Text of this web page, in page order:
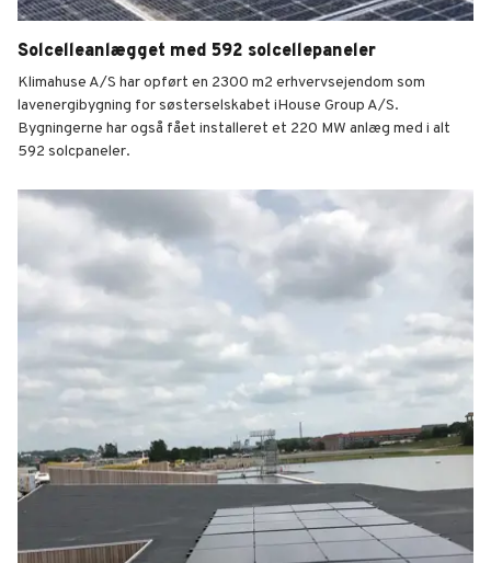
Solcelleanlægget med 592 solcellepaneler
Klimahuse A/S har opført en 2300 m2 erhvervsejendom som
lavenergibygning for søsterselskabet iHouse Group A/S.
Bygningerne har også fået installeret et 220 MW anlæg med i alt
592 solcpaneler.
Klimahuse A/S